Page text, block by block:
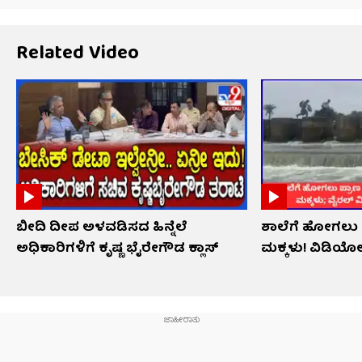
Related Video
ಬೀದಿ ದೀಪ ಅಳವಡಿಸದ ಹಿನ್ನೆಲೆ
ಅಧಿಕಾರಿಗಳಿಗೆ ಕೃಷ್ಣ ಭೈರೇಗೌಡ ಕ್ಲಾಸ್​​
ಶಾಲೆಗೆ ಹೋಗಲು
ಮಕ್ಕಳು!